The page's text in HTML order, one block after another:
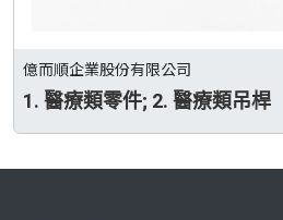
億而順企業股份有限公司
1. 醫療類零件; 2. 醫療類吊桿